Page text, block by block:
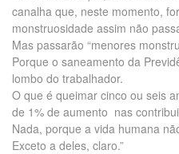
canalha que, neste momento,
monstruosidade assim não
Mas passarão “menores
Porque o saneamento da
lombo do trabalhador.
O que é queimar cinco ou seis
de 1% de aumento nas
Nada, porque a vida humana
Exceto a deles, claro.”